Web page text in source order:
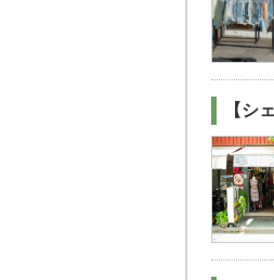
【シ